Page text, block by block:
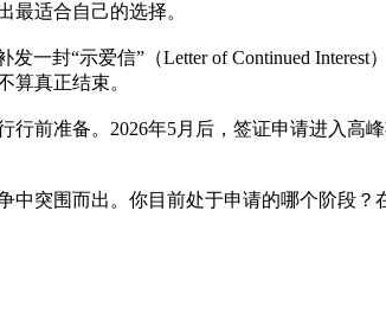
最适合自己的选择。
一封“示爱信”（Letter of Continued
算真正结束。
前准备。2026年5月后，签证申请进入高
突围而出。你目前处于申请的哪个阶段